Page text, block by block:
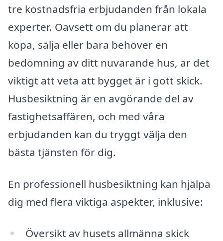
tre kostnadsfria erbjudanden från lokala
experter. Oavsett om du planerar att
köpa, sälja eller bara behöver en
bedömning av ditt nuvarande hus, är det
viktigt att veta att bygget är i gott skick.
Husbesiktning är en avgörande del av
fastighetsaffären, och med våra
erbjudanden kan du tryggt välja den
bästa tjänsten för dig.
En professionell husbesiktning kan hjälpa
dig med flera viktiga aspekter, inklusive:
Översikt av husets allmänna skick